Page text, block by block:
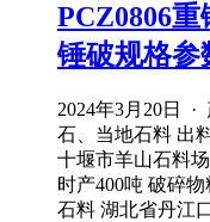
PCZ0806
锤破规格参
2024年3月20日 ·
石、当地石料 出
十堰市羊山石料
时产400吨 破碎
石料 湖北省丹江